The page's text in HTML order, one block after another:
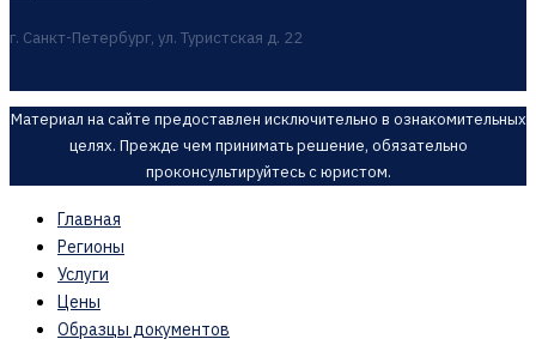
г. Санкт-Петербург, ул. Туристская д. 22
Материал на сайте предоставлен исключительно в ознакомительных
целях. Прежде чем принимать решение, обязательно
проконсультируйтесь с юристом.
Главная
Регионы
Услуги
Цены
Образцы документов